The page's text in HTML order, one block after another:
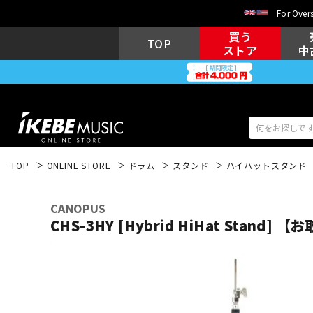
For
TOP
買う
ストア
TOP ONLINE STORE ドラム スタンド ハイハットスタンド
CANOPUS
CHS-3HY [Hybrid HiHat Stand] 【お